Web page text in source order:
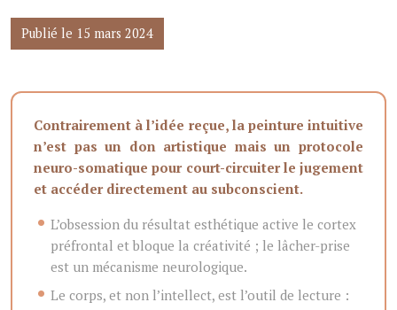
Publié le 15 mars 2024
Contrairement à l’idée reçue, la peinture intuitive
n’est pas un don artistique mais un protocole
neuro-somatique pour court-circuiter le jugement
et accéder directement au subconscient.
L’obsession du résultat esthétique active le cortex
préfrontal et bloque la créativité ; le lâcher-prise
est un mécanisme neurologique.
Le corps, et non l’intellect, est l’outil de lecture :